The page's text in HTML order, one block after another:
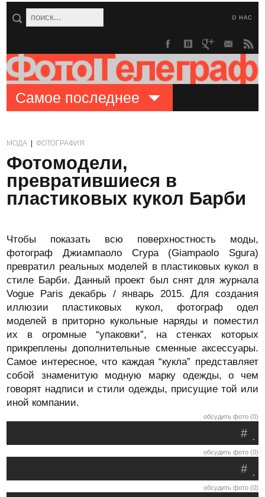
О НАС
Самое последнее
МОДА |ФОТОГРАФИЯ
Фотомодели,
превратившиеся в
пластиковых кукол Барби
Чтобы показать всю поверхностность моды,
фотограф Джиампаоло Сгура (Giampaolo Sgura)
превратил реальных моделей в пластиковых кукол в
стиле Барби. Данный проект был снят для журнала
Vogue Paris декабрь / январь 2015. Для создания
иллюзии пластиковых кукол, фотограф одел
моделей в приторно кукольные наряды и поместил
их в огромные “упаковки”, на стенках которых
прикреплены дополнительные сменные аксессуары.
Самое интересное, что каждая “кукла” представляет
собой знаменитую модную марку одежды, о чем
говорят надписи и стили одежды, присущие той или
иной компании.
обсудить фото (0)
.
#
обсудить фото (0)
.
#
обсудить фото (0)